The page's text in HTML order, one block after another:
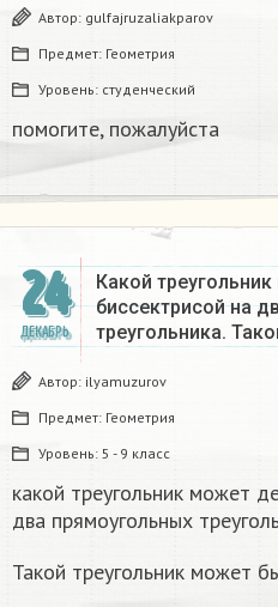
Автор: gulfajruzaliakparov
Предмет: Геометрия
Уровень: студенческий
помогите, пожалуйста ​
24
ДЕКАБРЬ
Какой
биссектрисой на
треугольника.
Автор: ilyamuzurov
Предмет: Геометрия
Уровень: 5 - 9 класс
какой треугольник может
два прямоугольных
Такой треугольник может